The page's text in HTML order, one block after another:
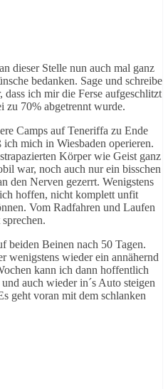
dieser Stelle nun auch mal ganz
bedanken. Sage und schreibe
dass ich mir die Ferse aufgeschlitzt
zu 70% abgetrennt wurde.
Camps auf Teneriffa zu Ende
mich in Wiesbaden operieren.
Körper wie Geist ganz
war, noch auch nur ein bisschen
den Nerven gezerrt. Wenigstens
hoffen, nicht komplett unfit
Vom Radfahren und Laufen
beiden Beinen nach 50 Tagen.
wenigstens wieder ein annähernd
kann ich dann hoffentlich
auch wieder in´s Auto steigen
geht voran mit dem schlanken